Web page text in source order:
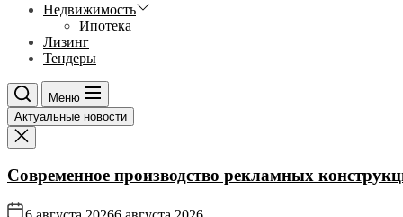
Недвижимость
Ипотека
Лизинг
Тендеры
Меню
Актуальные новости
Современное производство рекламных